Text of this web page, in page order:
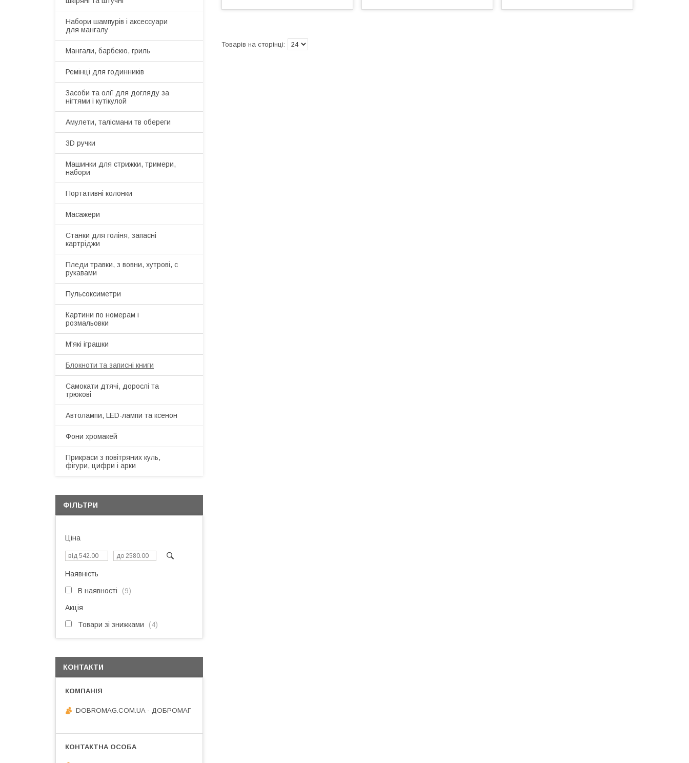
Набори шампурів і аксессуари
для мангалу
Мангали, барбекю, гриль
Ремінці для годинників
Засоби та олії для догляду за
нігтями і кутікулой
Амулети, талісмани тв обереги
3D ручки
Машинки для стрижки, тримери,
набори
Портативні колонки
Масажери
Станки для голіня, запасні
картріджи
Пледи травки, з вовни, хутрові, с
рукавами
Пульсоксиметри
Картини по номерам і
розмальовки
М'які іграшки
Блокноти та записні книги
Самокати дтячі, дорослі та
трюкові
Автолампи, LED-лампи та ксенон
Фони хромакей
Прикраси з повітряних куль,
фігури, цифри і арки
ФІЛЬТРИ
Ціна
Наявність
В наявності 9
Акція
Товари зі знижками 4
КОНТАКТИ
DOBROMAG.COM.UA - ДОБРОМАГ